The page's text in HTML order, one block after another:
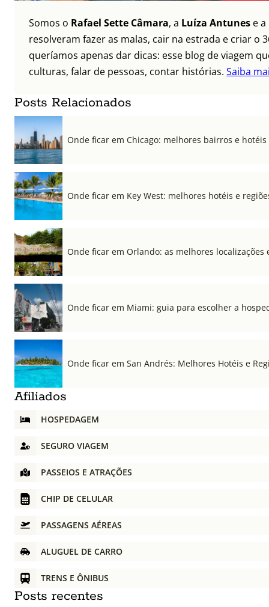
Somos o Rafael Sette Câmara, a Luíza Antunes e a
resolveram fazer as malas, cair na estrada e criar o
queríamos apenas dar dicas: esse blog de viagem
culturas, falar de pessoas, contar histórias. Saiba
Posts Relacionados
Onde ficar em Chicago: melhores bairros e
Onde ficar em Key West: melhores hotéis e
Onde ficar em Orlando: as melhores localizações
Onde ficar em Miami: guia para escolher a
Onde ficar em San Andrés: Melhores Hotéis e
Afiliados
HOSPEDAGEM
SEGURO VIAGEM
PASSEIOS E ATRAÇÕES
CHIP DE CELULAR
PASSAGENS AÉREAS
ALUGUEL DE CARRO
TRENS E ÔNIBUS
Posts recentes